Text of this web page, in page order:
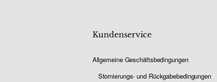
Kundenservice
Allgemeine Geschäftsbedingungen
Stornierungs- und Rückgabebedingungen